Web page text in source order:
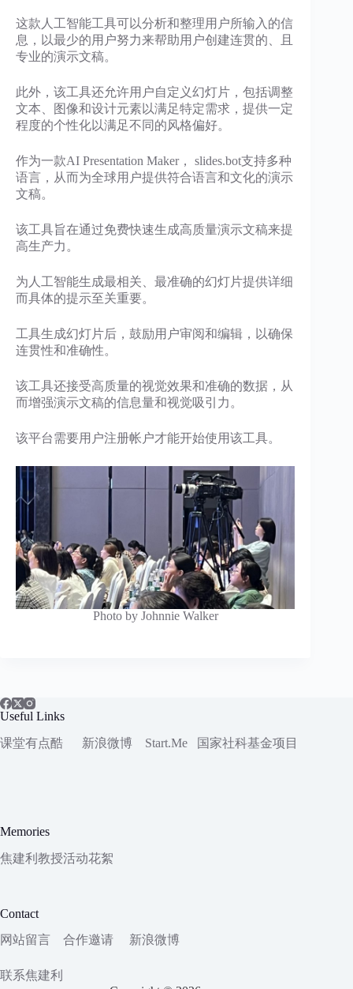
这款人工智能工具可以分析和整理用户所输入的信
息，以最少的用户努力来帮助用户创建连贯的、且
专业的演示文稿。
此外，该工具还允许用户自定义幻灯片，包括调整
文本、图像和设计元素以满足特定需求，提供一定
程度的个性化以满足不同的风格偏好。
作为一款AI Presentation Maker， slides.bot支持多种
语言，从而为全球用户提供符合语言和文化的演示
文稿。
该工具旨在通过免费快速生成高质量演示文稿来提
高生产力。
为人工智能生成最相关、最准确的幻灯片提供详细
而具体的提示至关重要。
工具生成幻灯片后，鼓励用户审阅和编辑，以确保
连贯性和准确性。
该工具还接受高质量的视觉效果和准确的数据，从
而增强演示文稿的信息量和视觉吸引力。
该平台需要用户注册帐户才能开始使用该工具。
Photo by Johnnie Walker
Useful Links
课堂有点酷
新浪微博 Start.Me 国家社科基金项目
Memories
焦建利教授活动花絮
Contact
网站留言
合作邀请 新浪微博
联系焦建利